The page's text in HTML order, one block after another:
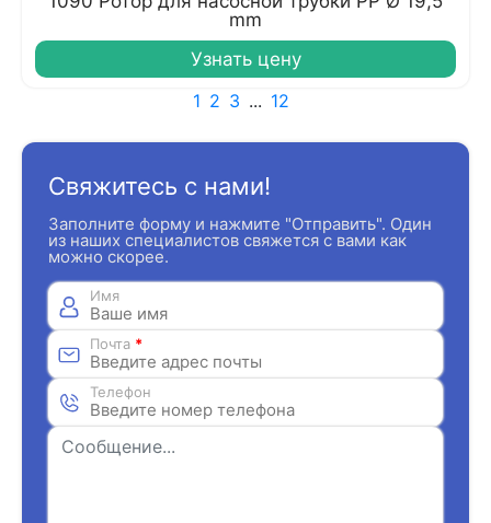
mm
Узнать цену
1 2 3 ... 12
Свяжитесь с нами!
Заполните форму и нажмите "Отправить". Один
из наших специалистов свяжется с вами как
можно скорее.
Имя
Почта *
Телефон